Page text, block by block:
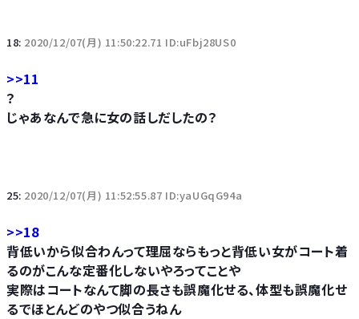
18: 2020/12/07(月) 11:50:22.71 ID:uFbj28US0
>>11
？
じゃあなんで急に女の話しだしたの？
25: 2020/12/07(月) 11:52:55.87 ID:yaUGqG94a
>>18
背低いから似合わんって理屈ならもっと背低い女がコート着
るのがこんな定番化しないやろってことや
実際はコートなんて脚の長さも誤魔化せる、体型も誤魔化せ
るでほとんどのやつ似合うねん